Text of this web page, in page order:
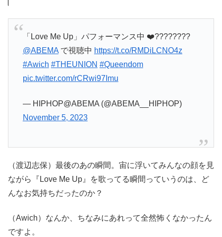
「Love Me Up」パフォーマンス中 ❤️‍????????
@ABEMAで視聴中 https://t.co/RMDiLCNO4z
#Awich #THEUNION #Queendom
pic.twitter.com/rCRwi97Imu
— HIPHOP@ABEMA (@ABEMA__HIPHOP)
November 5, 2023
（渡辺志保）最後のあの瞬間。宙に浮いてみんなの顔を見
ながら『Love Me Up』を歌ってる瞬間っていうのは、ど
んなお気持ちだったのか？
（Awich）なんか、ちなみにあれって全然怖くなかったん
ですよ。